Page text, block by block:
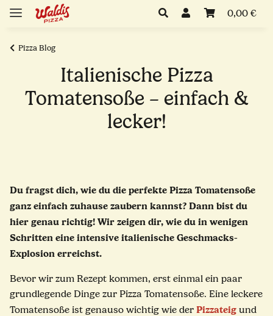
0,00 €
Pizza Blog
Italienische Pizza
Tomatensoße – einfach &
lecker!
Du fragst dich, wie du die perfekte Pizza Tomatensoße
ganz einfach zuhause zaubern kannst? Dann bist du
hier genau richtig! Wir zeigen dir, wie du in wenigen
Schritten eine intensive italienische Geschmacks-
Explosion erreichst.
Bevor wir zum Rezept kommen, erst einmal ein paar
grundlegende Dinge zur Pizza Tomatensoße. Eine leckere
Tomatensoße ist genauso wichtig wie der Pizzateig und